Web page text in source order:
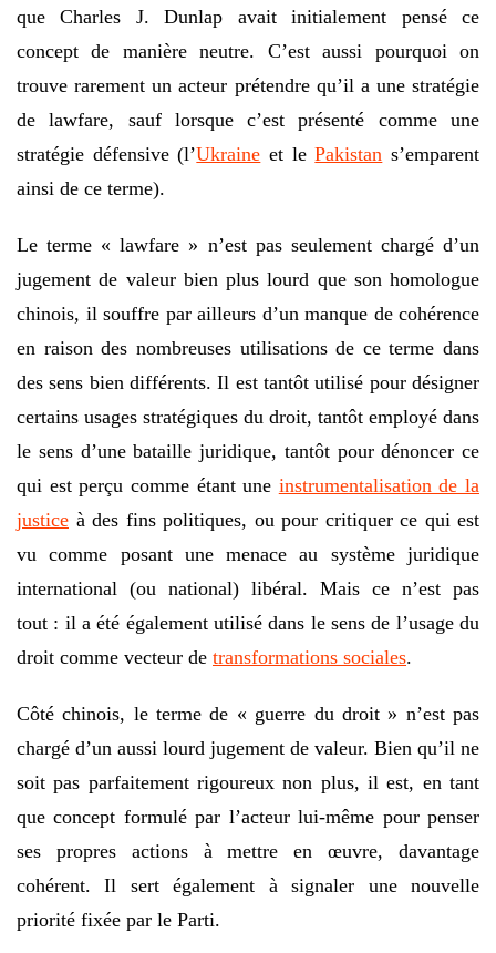
que Charles J. Dunlap avait initialement pensé ce
concept de manière neutre. C’est aussi pourquoi on
trouve rarement un acteur prétendre qu’il a une stratégie
de lawfare, sauf lorsque c’est présenté comme une
stratégie défensive (l’Ukraine et lePakistan s’emparent
ainsi de ce terme).
Le terme « lawfare » n’est pas seulement chargé d’un
jugement de valeur bien plus lourd que son homologue
chinois, il souffre par ailleurs d’un manque de cohérence
en raison des nombreuses utilisations de ce terme dans
des sens bien différents. Il est tantôt utilisé pour désigner
certains usages stratégiques du droit, tantôt employé dans
le sens d’une bataille juridique, tantôt pour dénoncer ce
qui est perçu comme étant une instrumentalisation de la
justice à des fins politiques, ou pour critiquer ce qui est
vu comme posant une menace au système juridique
international (ou national) libéral. Mais ce n’est pas
tout : il a été également utilisé dans le sens de l’usage du
droit comme vecteur de transformations sociales.
Côté chinois, le terme de « guerre du droit » n’est pas
chargé d’un aussi lourd jugement de valeur. Bien qu’il ne
soit pas parfaitement rigoureux non plus, il est, en tant
que concept formulé par l’acteur lui-même pour penser
ses propres actions à mettre en œuvre, davantage
cohérent. Il sert également à signaler une nouvelle
priorité fixée par le Parti.